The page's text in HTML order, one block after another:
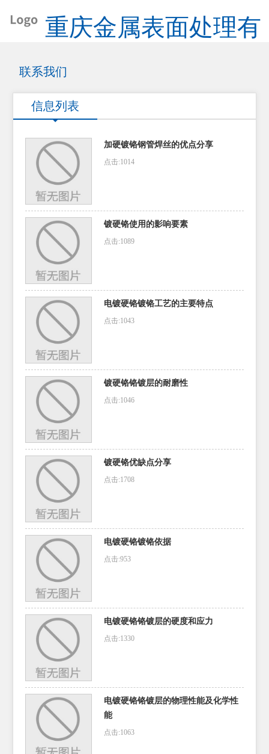
重庆金属表面处理有
限公司
联系我们
信息列表
加硬镀铬钢管焊丝的优点分享
点击:1014
镀硬铬使用的影响要素
点击:1089
电镀硬铬镀铬工艺的主要特点
点击:1043
镀硬铬铬镀层的耐磨性
点击:1046
镀硬铬优缺点分享
点击:1708
电镀硬铬镀铬依据
点击:953
电镀硬铬铬镀层的硬度和应力
点击:1330
电镀硬铬铬镀层的物理性能及化学性
能
点击:1063